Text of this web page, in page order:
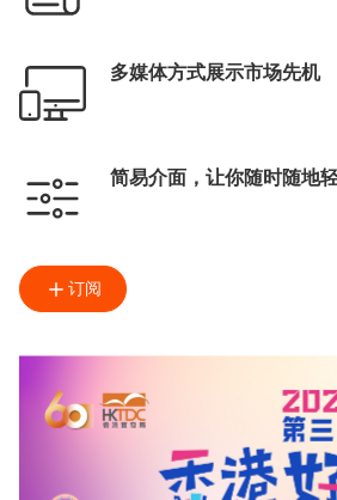
多媒体方式展示市场先机
简易介面，让你随时随地
订阅